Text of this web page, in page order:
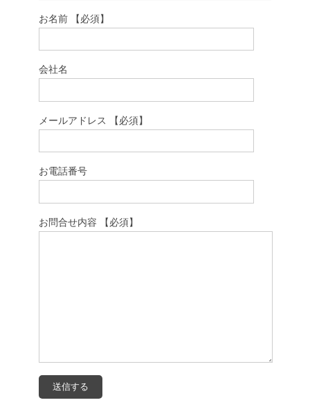
お名前 【必須】
会社名
メールアドレス 【必須】
お電話番号
お問合せ内容 【必須】